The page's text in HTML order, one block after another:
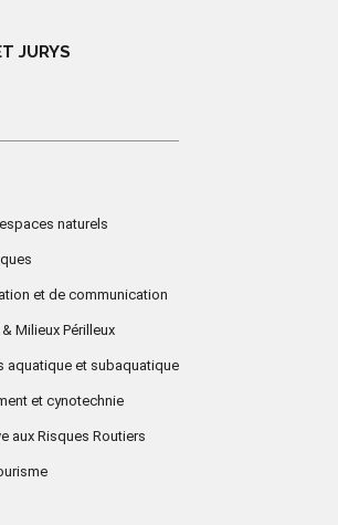
JURYS
naturels
et de communication
Milieux Périlleux
aquatique et subaquatique
et cynotechnie
aux Risques Routiers